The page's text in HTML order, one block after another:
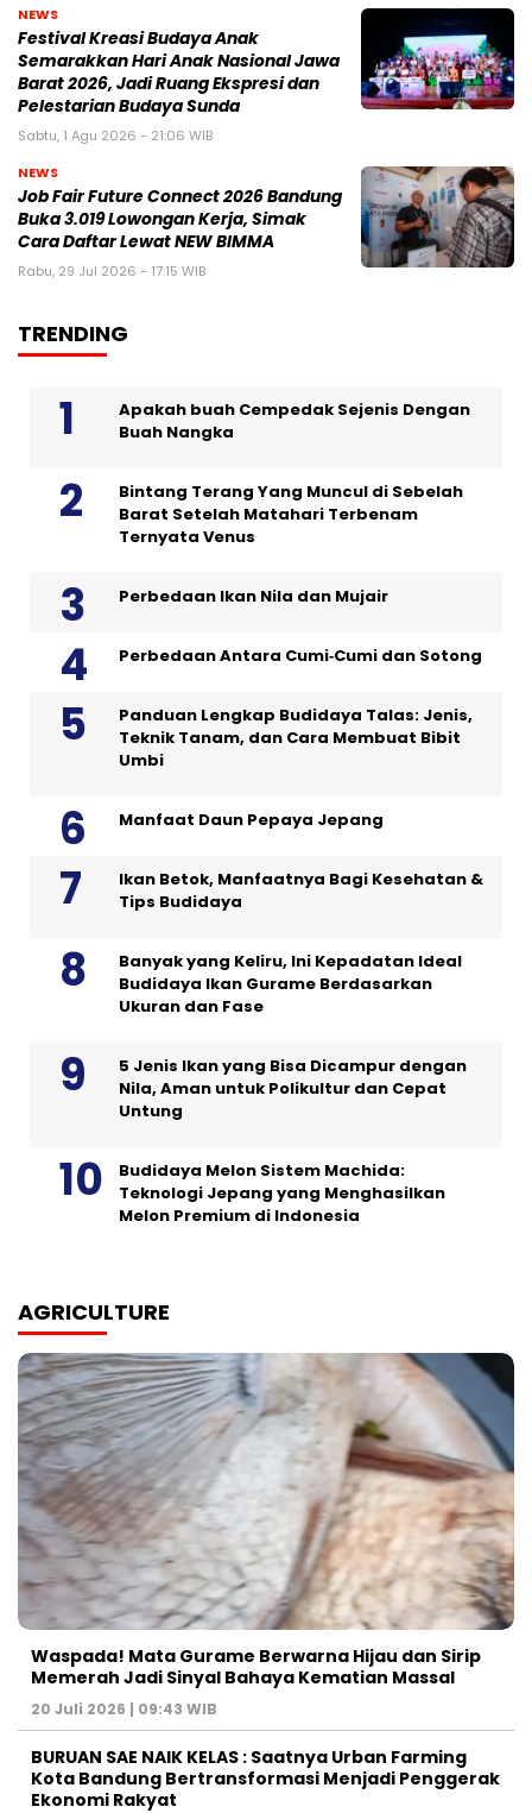
NEWS
Festival Kreasi Budaya Anak
Semarakkan Hari Anak Nasional Jawa
Barat 2026, Jadi Ruang Ekspresi dan
Pelestarian Budaya Sunda
Sabtu, 1 Agu 2026 - 21:06 WIB
NEWS
Job Fair Future Connect 2026 Bandung
Buka 3.019 Lowongan Kerja, Simak
Cara Daftar Lewat NEW BIMMA
Rabu, 29 Jul 2026 - 17:15 WIB
TRENDING
Apakah buah Cempedak Sejenis Dengan
Buah Nangka
Bintang Terang Yang Muncul di Sebelah
Barat Setelah Matahari Terbenam
Ternyata Venus
Perbedaan Ikan Nila dan Mujair
Perbedaan Antara Cumi‑Cumi dan Sotong
Panduan Lengkap Budidaya Talas: Jenis,
Teknik Tanam, dan Cara Membuat Bibit
Umbi
Manfaat Daun Pepaya Jepang
Ikan Betok, Manfaatnya Bagi Kesehatan &
Tips Budidaya
Banyak yang Keliru, Ini Kepadatan Ideal
Budidaya Ikan Gurame Berdasarkan
Ukuran dan Fase
5 Jenis Ikan yang Bisa Dicampur dengan
Nila, Aman untuk Polikultur dan Cepat
Untung
Budidaya Melon Sistem Machida:
Teknologi Jepang yang Menghasilkan
Melon Premium di Indonesia
AGRICULTURE
Waspada! Mata Gurame Berwarna Hijau dan Sirip
Memerah Jadi Sinyal Bahaya Kematian Massal
20 Juli 2026 | 09:43 WIB
BURUAN SAE NAIK KELAS : Saatnya Urban Farming
Kota Bandung Bertransformasi Menjadi Penggerak
Ekonomi Rakyat